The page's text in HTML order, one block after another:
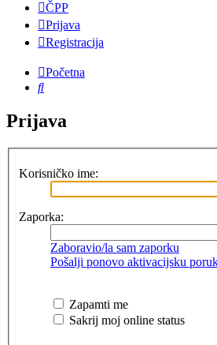
ČPP
Prijava
Registracija
Početna
Pretražnik
Prijava
Korisničko ime:
Zaporka:
Zaboravio/la sam zaporku
Pošalji ponovo aktivacijsku
Zapamti me
Sakrij moj online status